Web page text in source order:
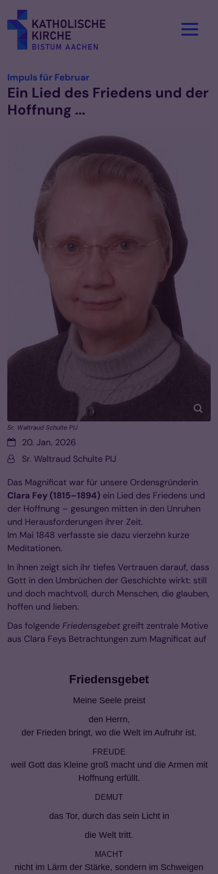
Impuls für Februar
Ein Lied des Friedens und der
Hoffnung ...
Sr. Waltraud Schulte PIJ
Datum:20. Jan. 2026
Von:Sr. Waltraud Schulte PIJ
Das Magnificat war für unsere Ordensgründerin
Clara Fey (1815–1894) ein Lied des Friedens und
der Hoffnung – gesungen mitten in den Unruhen
und Herausforderungen ihrer Zeit.
Im Mai 1848 verfasste sie dazu vierzehn kurze
Meditationen.
In ihnen zeigt sich ihr tiefes Vertrauen darauf, dass
Gott in den Umbrüchen der Geschichte wirkt: still
und doch machtvoll, durch Menschen, die glauben,
hoffen und lieben.
Das folgende Friedensgebet greift zentrale Motive
aus Clara Feys Betrachtungen zum Magnificat auf
Friedensgebet
Meine Seele preist
den Herrn,
der Frieden bringt, wo die Welt im Aufruhr ist.
FREUDE
weil Gott das Kleine groß macht und die Armen mit
Hoffnung erfüllt.
DEMUT
das Tor, durch das sein Licht in
die Welt tritt.
MACHT
nicht im Lärm der Stärke, sondern im Schweigen